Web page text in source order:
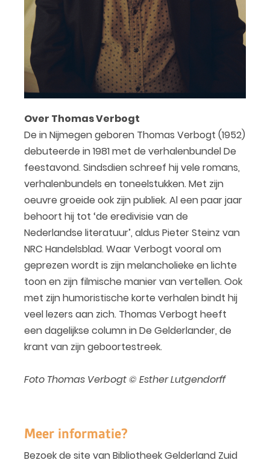
Over Thomas Verbogt
De in Nijmegen geboren Thomas Verbogt (1952)
debuteerde in 1981 met de verhalenbundel De
feestavond. Sindsdien schreef hij vele romans,
verhalenbundels en toneelstukken. Met zijn
oeuvre groeide ook zijn publiek. Al een paar jaar
behoort hij tot ‘de eredivisie van de
Nederlandse literatuur’, aldus Pieter Steinz van
NRC Handelsblad. Waar Verbogt vooral om
geprezen wordt is zijn melancholieke en lichte
toon en zijn filmische manier van vertellen. Ook
met zijn humoristische korte verhalen bindt hij
veel lezers aan zich. Thomas Verbogt heeft
een dagelijkse column in De Gelderlander, de
krant van zijn geboortestreek.
Foto Thomas Verbogt © Esther Lutgendorff
Meer informatie?
Bezoek de site van Bibliotheek Gelderland Zuid